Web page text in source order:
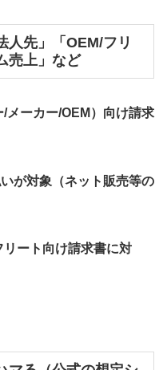
人先」「OEM/フリ
売上」など
/メーカー/OEM）向け請求
が対象（ネット販売等の
リート向け請求書に対